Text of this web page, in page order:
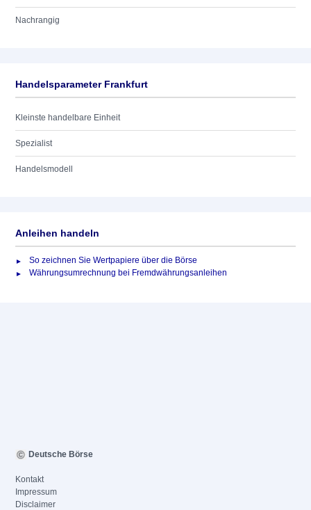
Nachrangig
Handelsparameter Frankfurt
Kleinste handelbare Einheit
Spezialist
Handelsmodell
Anleihen handeln
So zeichnen Sie Wertpapiere über die Börse
Währungsumrechnung bei Fremdwährungsanleihen
Deutsche Börse
Kontakt
Impressum
Disclaimer